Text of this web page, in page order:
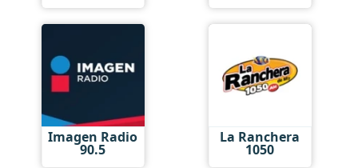
Imagen Radio
90.5
La Ranchera
1050